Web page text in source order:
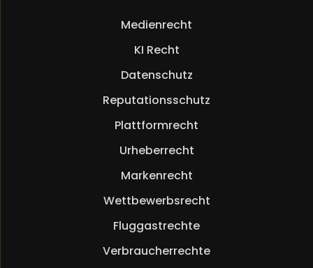
Medienrecht
KI Recht
Datenschutz
Reputationsschutz
Plattformrecht
Urheberrecht
Markenrecht
Wettbewerbsrecht
Fluggastrechte
Verbraucherrechte